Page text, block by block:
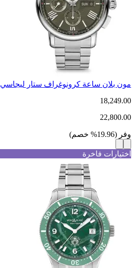
مون بلان ساعة كرونوغراف ستار ليجاسي
18,249.00
22,800.00
وفر (
19.96
% خصم)
اختيارات فاخرة